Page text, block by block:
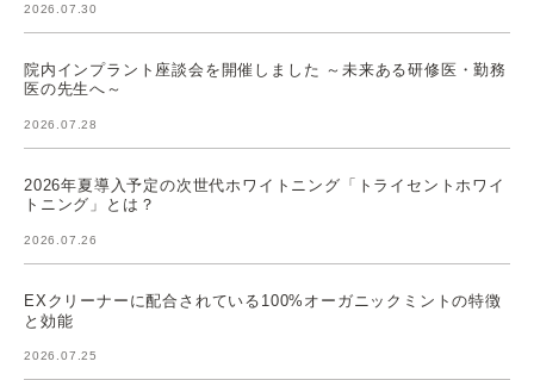
2026.07.30
院内インプラント座談会を開催しました ～未来ある研修医・勤務
医の先生へ～
2026.07.28
2026年夏導入予定の次世代ホワイトニング「トライセントホワイ
トニング」とは？
2026.07.26
EXクリーナーに配合されている100%オーガニックミントの特徴
と効能
2026.07.25